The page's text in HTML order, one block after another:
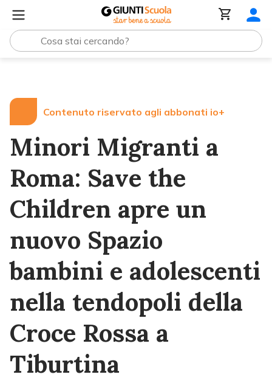
Contenuto riservato agli abbonati io+
Minori Migranti a
Roma: Save the
Children apre un
nuovo Spazio
bambini e adolescenti
nella tendopoli della
Croce Rossa a
Tiburtina